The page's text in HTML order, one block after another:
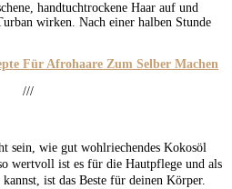
handtuchtrockene Haar auf und
wirken. Nach einer halben Stunde
Für Afrohaare Zum Selber Machen
///
sein, wie gut wohlriechendes Kokosöl
wertvoll ist es für die Hautpflege und als
ist das Beste für deinen Körper.